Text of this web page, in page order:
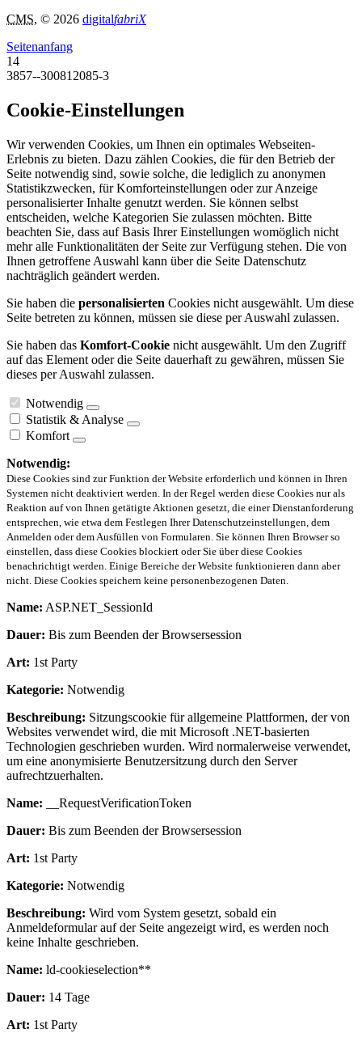
CMS, © 2026 digitalfabriX
Seitenanfang
14
3857--300812085-3
Cookie-Einstellungen
Wir verwenden Cookies, um Ihnen ein optimales Webseiten-
Erlebnis zu bieten. Dazu zählen Cookies, die für den Betrieb der
Seite notwendig sind, sowie solche, die lediglich zu anonymen
Statistikzwecken, für Komforteinstellungen oder zur Anzeige
personalisierter Inhalte genutzt werden. Sie können selbst
entscheiden, welche Kategorien Sie zulassen möchten. Bitte
beachten Sie, dass auf Basis Ihrer Einstellungen womöglich nicht
mehr alle Funktionalitäten der Seite zur Verfügung stehen. Die von
Ihnen getroffene Auswahl kann über die Seite Datenschutz
nachträglich geändert werden.
Sie haben die personalisierten Cookies nicht ausgewählt. Um diese
Seite betreten zu können, müssen sie diese per Auswahl zulassen.
Sie haben das Komfort-Cookie nicht ausgewählt. Um den Zugriff
auf das Element oder die Seite dauerhaft zu gewähren, müssen Sie
dieses per Auswahl zulassen.
Notwendig
Statistik & Analyse
Komfort
Notwendig:
Diese Cookies sind zur Funktion der Website erforderlich und können in Ihren
Systemen nicht deaktiviert werden. In der Regel werden diese Cookies nur als
Reaktion auf von Ihnen getätigte Aktionen gesetzt, die einer Dienstanforderung
entsprechen, wie etwa dem Festlegen Ihrer Datenschutzeinstellungen, dem
Anmelden oder dem Ausfüllen von Formularen. Sie können Ihren Browser so
einstellen, dass diese Cookies blockiert oder Sie über diese Cookies
benachrichtigt werden. Einige Bereiche der Website funktionieren dann aber
nicht. Diese Cookies speichern keine personenbezogenen Daten.
Name: ASP.NET_SessionId
Dauer: Bis zum Beenden der Browsersession
Art: 1st Party
Kategorie: Notwendig
Beschreibung: Sitzungscookie für allgemeine Plattformen, der von
Websites verwendet wird, die mit Microsoft .NET-basierten
Technologien geschrieben wurden. Wird normalerweise verwendet,
um eine anonymisierte Benutzersitzung durch den Server
aufrechtzuerhalten.
Name: __RequestVerificationToken
Dauer: Bis zum Beenden der Browsersession
Art: 1st Party
Kategorie: Notwendig
Beschreibung: Wird vom System gesetzt, sobald ein
Anmeldeformular auf der Seite angezeigt wird, es werden noch
keine Inhalte geschrieben.
Name: ld-cookieselection**
Dauer: 14 Tage
Art: 1st Party